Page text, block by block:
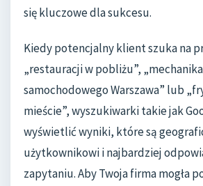
się kluczowe dla sukcesu.
Kiedy potencjalny klient szuka na
„restauracji w pobliżu”, „mechanika
samochodowego Warszawa” lub
mieście”, wyszukiwarki takie jak
wyświetlić wyniki, które są
użytkownikowi i najbardziej
zapytaniu. Aby Twoja firma mogła